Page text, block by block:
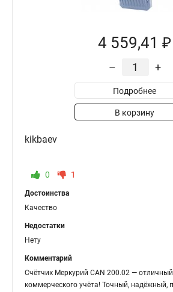
4 559,41 ₽
– +
Подробнее
В корзину
kikbaev
0 1
Достоинства
Качество
Недостатки
Нету
Комментарий
Счётчик Меркурий CAN 200.02 —
коммерческого учёта! Точный, надёжный,